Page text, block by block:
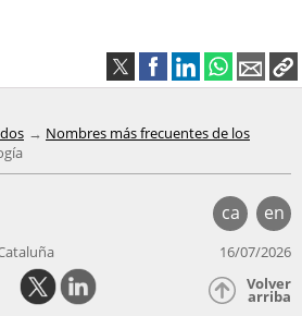
Nombres más frecuentes de los
ca en
16/07/2026
Volver
arriba